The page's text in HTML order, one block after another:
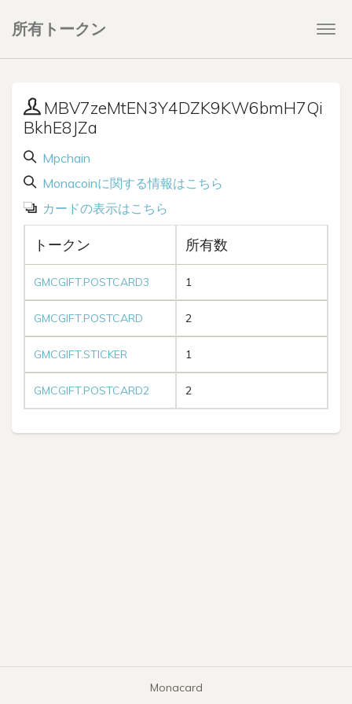
所有トークン
MBV7zeMtEN3Y4DZK9KW6bmH7Qi
BkhE8JZa
Mpchain
Monacoinに関する情報はこちら
カードの表示はこちら
トークン 所有数
GMCGIFT.POSTCARD3 1
GMCGIFT.POSTCARD 2
GMCGIFT.STICKER 1
GMCGIFT.POSTCARD2 2
Monacard